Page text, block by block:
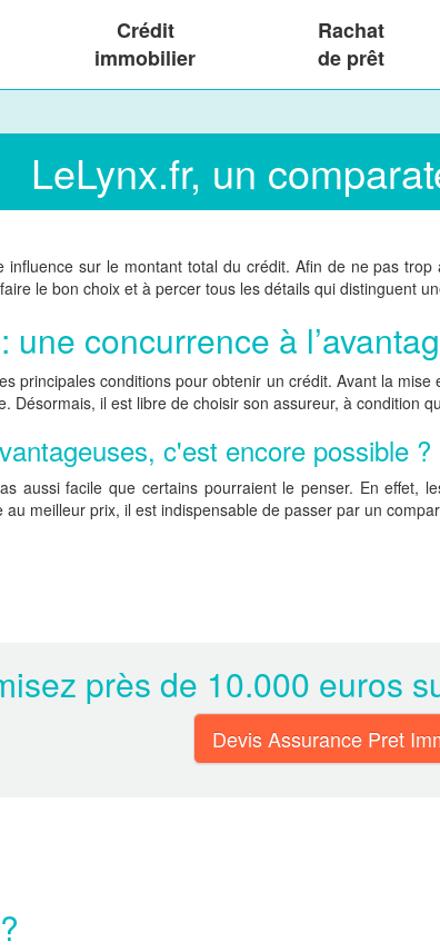
Crédit
immobilier
Rachat
de prêt
LeLynx.fr, un
influence sur le montant total du crédit. Afin de ne pas
le bon choix et à percer tous les détails qui distinguent
concurrence à
principales conditions pour obtenir un crédit. Avant la
Désormais, il est libre de choisir son assureur, à condition
c'est encore possible ?
aussi facile que certains pourraient le penser. En effet,
meilleur prix, il est indispensable de passer par un
près de 10.000 euros
Devis Assurance Pret